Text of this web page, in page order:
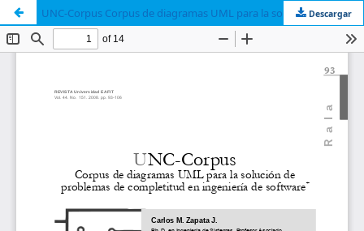
UNC-Corpus Corpus de diagramas UML para la solución de problemas de completitud en ingeniería de software
Descargar